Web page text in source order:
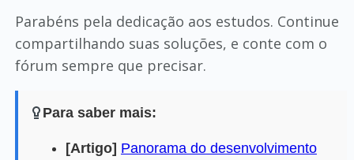
Parabéns pela dedicação aos estudos. Continue
compartilhando suas soluções, e conte com o
fórum sempre que precisar.
Para saber mais:
[Artigo] Panorama do desenvolvimento